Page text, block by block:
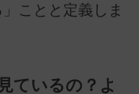
ことと定義しま
ているの？よ